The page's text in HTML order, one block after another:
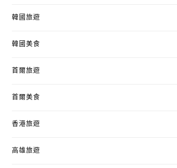
韓國旅遊
韓國美食
首爾旅遊
首爾美食
香港旅遊
高雄旅遊